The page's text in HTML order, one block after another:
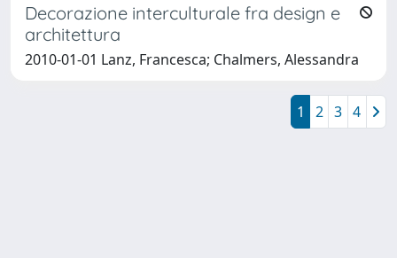
Decorazione interculturale fra design e
architettura
2010-01-01 Lanz, Francesca; Chalmers, Alessandra
1 2 3 4